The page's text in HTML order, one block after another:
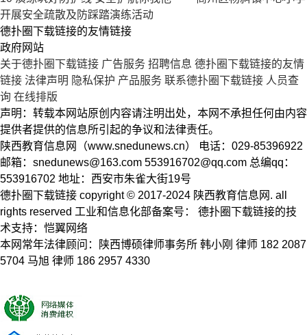
开展安全疏散及防踩踏演练活动
德扑圈下载链接的友情链接
政府网站
关于德扑圈下载链接 广告服务 招聘信息 德扑圈下载链接的友情
链接 法律声明 隐私保护 产品服务 联系德扑圈下载链接 人员查
询 在线排版
声明：转载本网站原创内容请注明出处，本网不承担任何由内容
提供者提供的信息所引起的争议和法律责任。
陕西教育信息网（www.snedunews.cn） 电话：029-85396922
邮箱： snedunews@163.com 553916702@qq.com 总编qq：
553916702 地址：西安市朱雀大街19号
德扑圈下载链接 copyright © 2017-2024 陕西教育信息网. all
rights reserved 工业和信息化部备案号： 德扑圈下载链接的技
术支持：恺翼网络
本网常年法律顾问：陕西博硕律师事务所 韩小刚 律师 182 2087
5704 马旭 律师 186 2957 4330